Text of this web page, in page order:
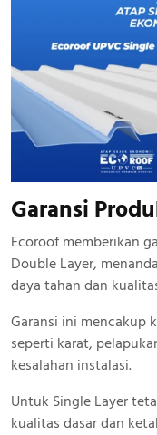
Garansi
Ecoroof memberikan
Double Layer,
daya tahan dan
Garansi ini mencakup
seperti karat,
kesalahan instalasi.
Untuk Single Layer
kualitas dasar dan